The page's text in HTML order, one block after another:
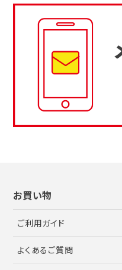
お買い物
ご利用ガイド
よくあるご質問